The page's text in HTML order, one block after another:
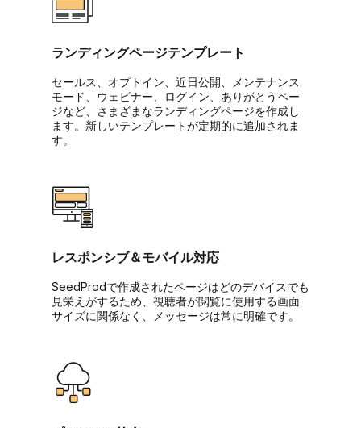
ランディングページテンプレート
セールス、オプトイン、近日公開、メンテナンス
モード、ウェビナー、ログイン、ありがとうペー
ジなど、さまざまなランディングページを作成し
ます。新しいテンプレートが定期的に追加されま
す。
レスポンシブ＆モバイル対応
SeedProdで作成されたページはどのデバイスでも
見栄えがするため、視聴者が閲覧に使用する画面
サイズに関係なく、メッセージは常に明確です。